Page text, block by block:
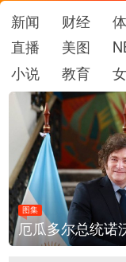
新闻 财经
直播
美图
小说
教育
图集
厄瓜多尔总统诺